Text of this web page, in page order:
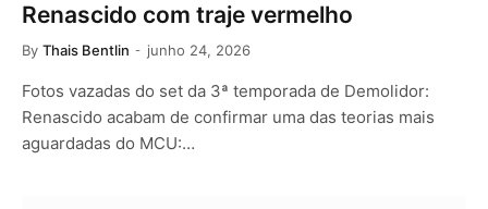
Renascido com traje vermelho
By Thais Bentlin junho 24, 2026
Fotos vazadas do set da 3ª temporada de Demolidor:
Renascido acabam de confirmar uma das teorias mais
aguardadas do MCU:…